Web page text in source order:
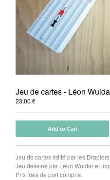
Cart 0
Products
Contact
Back to Site
Powered by Big Cartel
Jeu de cartes - Léon
23,00 €
Add to Cart
Jeu de cartes édité par les
Jeu dessiné par Léon Wuidar et
Prix frais de port compris.